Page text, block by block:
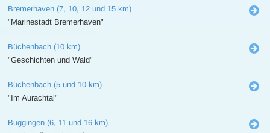
Bremerhaven (7, 10, 12 und 15 km)
"Marinestadt Bremerhaven"
Büchenbach (10 km)
"Geschichten und Wald"
Büchenbach (5 und 10 km)
"Im Aurachtal"
Buggingen (6, 11 und 16 km)